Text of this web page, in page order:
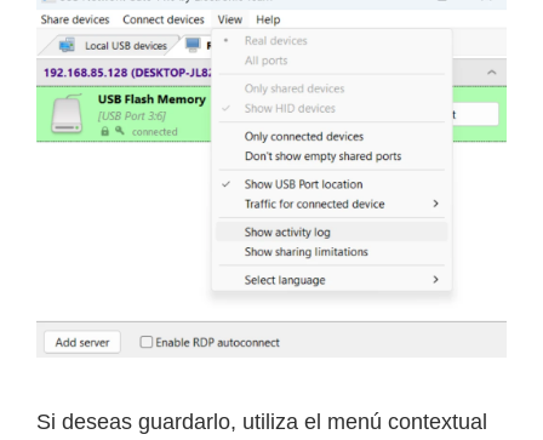
Si deseas guardarlo, utiliza el menú contextual